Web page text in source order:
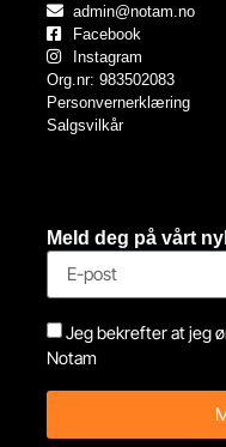
admin@notam.no
Facebook
Instagram
Org.nr: 983502083
Personvernerklæring
Salgsvilkår
Meld deg på vårt
Jeg bekrefter at jeg
Notam